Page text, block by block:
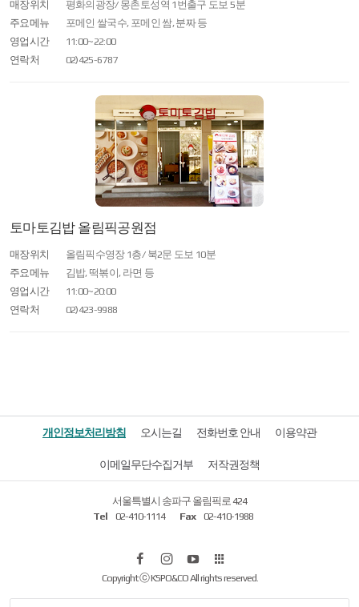
매장위치
평화의광장/ 몽촌토성역 1번출구 도보 5분
주요메뉴
포메인 쌀국수, 포메인 쌈, 분짜 등
영업시간
11:00~22:00
연락처
02)425-6787
토마토김밥 올림픽공원점
매장위치
올림픽수영장 1층/ 북2문 도보 10분
주요메뉴
김밥, 떡볶이, 라면 등
영업시간
11:00~20:00
연락처
02)423-9988
개인정보처리방침 오시는길 전화번호 안내 이용약관
이메일무단수집거부 저작권정책
서울특별시 송파구 올림픽로 424
Tel
02-410-1114 Fax 02-410-1988
페
이
스
인
스
타
유
튜
브
림
픽
Copyright ⓒ KSPO&CO All rights reserved.